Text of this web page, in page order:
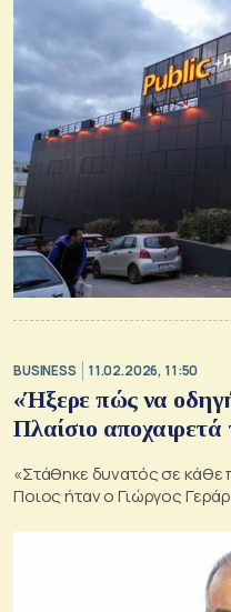
BUSINESS 11.02.2026, 11:50
«Ήξερε πώς να
Πλαίσιο αποχαιρετά
«Στάθηκε δυνατός σε κάθε
Ποιος ήταν ο Γιώργος